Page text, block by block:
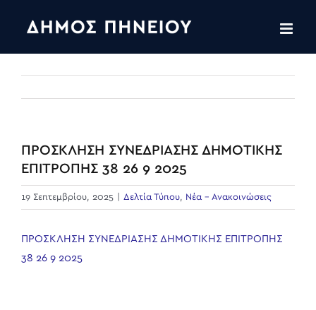
ΠΡΟΣΚΛΗΣΗ ΣΥΝΕΔΡΙΑΣΗΣ ΔΗΜΟΤΙΚΗΣ
ΕΠΙΤΡΟΠΗΣ 38 26 9 2025
19 Σεπτεμβρίου, 2025 Δελτία Τύπου, Νέα - Ανακοινώσεις
ΠΡΟΣΚΛΗΣΗ ΣΥΝΕΔΡΙΑΣΗΣ ΔΗΜΟΤΙΚΗΣ ΕΠΙΤΡΟΠΗΣ
38 26 9 2025